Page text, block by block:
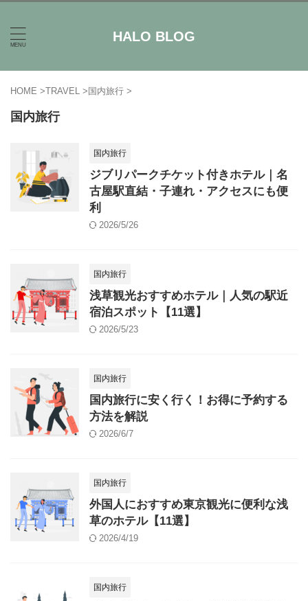
HALO BLOG
HOME >TRAVEL > 国内旅行 >
国内旅行
国内旅行
ジブリパークチケット付きホテル｜名
古屋駅直結・子連れ・アクセスにも便
利
2026/5/26
国内旅行
浅草観光おすすめホテル｜人気の駅近
宿泊スポット【11選】
2026/5/23
国内旅行
国内旅行に安く行く！お得に予約する
方法を解説
2026/6/7
国内旅行
外国人におすすめ東京観光に便利な浅
草のホテル【11選】
2026/4/19
国内旅行